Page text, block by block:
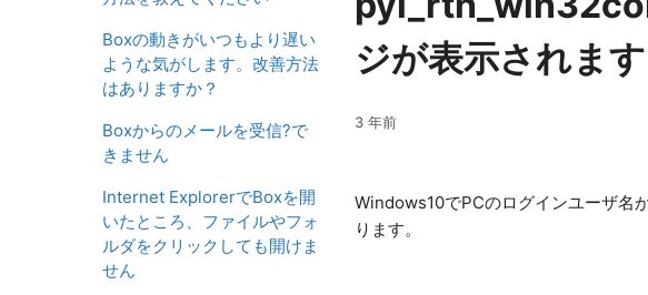
Boxの動きがいつもより遅い
ような気がします。改善方法
はありますか？
Boxからのメールを受信?で
きません
Internet ExplorerでBoxを開
いたところ、ファイルやフォ
ルダをクリックしても開けま
せん
ジが表示されます
3 年前
Windows10でPCのログインユーザ名
ります。